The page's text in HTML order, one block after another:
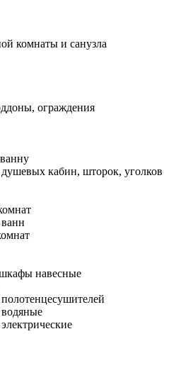
комнаты и санузла
ограждения
кабин, шторок, уголков
навесные